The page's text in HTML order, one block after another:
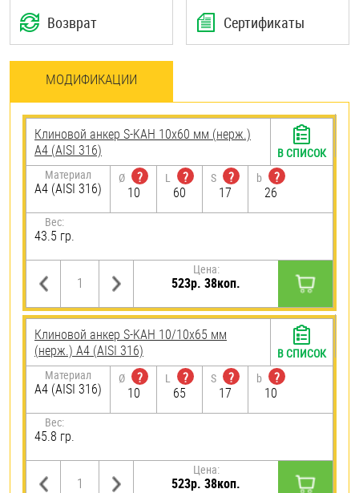
Возврат Сертификаты
МОДИФИКАЦИИ
Клиновой анкер S-KAH 10х60 мм (нерж.)
A4 (AISI 316)
Материал
A4 (AISI 316)
Ø
?
10
L
?
60
S
?
17
b
?
26
Вес:
43.5 гр.
Цена:
523р. 38коп.
В СПИСОК
Клиновой анкер S-KAH 10/10х65 мм
(нерж.) A4 (AISI 316)
Материал
A4 (AISI 316)
Ø
?
10
L
?
65
S
?
17
b
?
10
Вес:
45.8 гр.
Цена:
523р. 38коп.
В СПИСОК